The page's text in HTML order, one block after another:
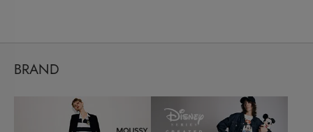
BRAND